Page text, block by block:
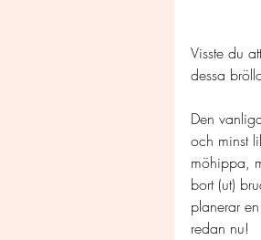
Visste du
dessa
Den
och minst
möhippa,
bort (ut)
planerar
redan nu!